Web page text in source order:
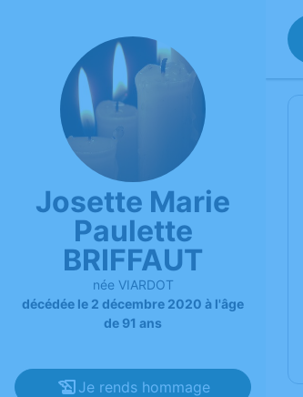
Josette Marie
Paulette
BRIFFAUT
née VIARDOT
décédée le 2 décembre 2020 à l'âge
de 91 ans
Je rends hommage